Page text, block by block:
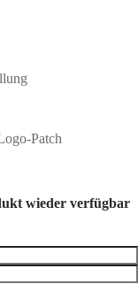
Patch
wieder verfügbar